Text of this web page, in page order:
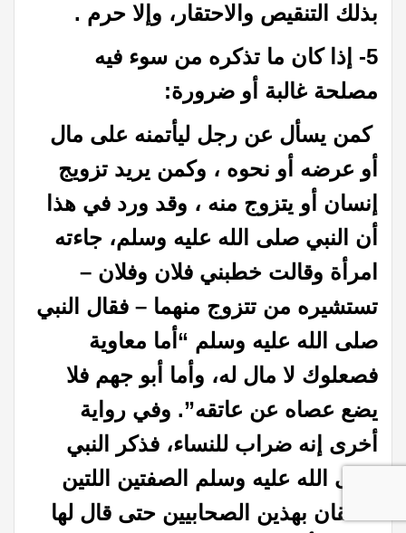
بذلك التنقيص والاحتقار، وإلا حرم .
5- إذا كان ما تذكره من سوء فيه
مصلحة غالبة أو ضرورة:
كمن يسأل عن رجل ليأتمنه على مال
أو عرضه أو نحوه ، وكمن يريد تزويج
إنسان أو يتزوج منه ، وقد ورد في هذا
أن النبي صلى الله عليه وسلم، جاءته
امرأة وقالت خطبني فلان وفلان –
تستشيره من تتزوج منهما – فقال النبي
صلى الله عليه وسلم “أما معاوية
فصعلوك لا مال له، وأما أبو جهم فلا
يضع عصاه عن عاتقه”. وفي رواية
أخرى إنه ضراب للنساء، فذكر النبي
صلى الله عليه وسلم الصفتين اللتين
تتعلقان بهذين الصحابيين حتى قال لها